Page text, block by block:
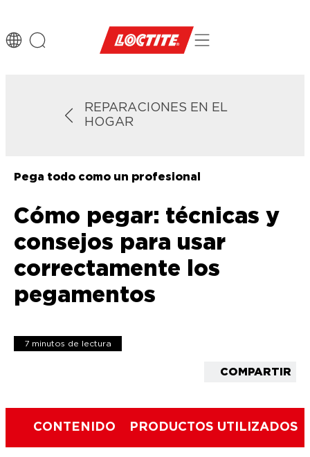
REPARACIONES EN EL
HOGAR
Pega todo como un profesional
Cómo pegar: técnicas y
consejos para usar
correctamente los
pegamentos
7 minutos de lectura
COMPARTIR
CONTENIDO PRODUCTOS UTILIZADOS